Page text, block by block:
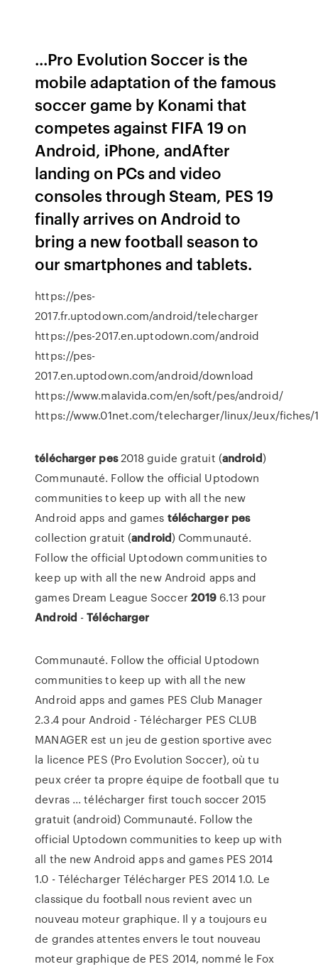
...Pro Evolution Soccer is the
mobile adaptation of the famous
soccer game by Konami that
competes against FIFA 19 on
Android, iPhone, andAfter
landing on PCs and video
consoles through Steam, PES 19
finally arrives on Android to
bring a new football season to
our smartphones and tablets.
https://pes-
2017.fr.uptodown.com/android/telecharger
https://pes-2017.en.uptodown.com/android
https://pes-
2017.en.uptodown.com/android/download
https://www.malavida.com/en/soft/pes/android/
https://www.01net.com/telecharger/linux/Jeux/fiches/
télécharger pes2018 guide gratuit (android)
Communauté. Follow the official Uptodown
communities to keep up with all the new
Android apps and games télécharger pes
collection gratuit (android) Communauté.
Follow the official Uptodown communities to
keep up with all the new Android apps and
games Dream League Soccer2019 6.13 pour
Android -Télécharger
Communauté. Follow the official Uptodown
communities to keep up with all the new
Android apps and games PES Club Manager
2.3.4 pour Android - Télécharger PES CLUB
MANAGER est un jeu de gestion sportive avec
la licence PES (Pro Evolution Soccer), où tu
peux créer ta propre équipe de football que tu
devras ... télécharger first touch soccer 2015
gratuit (android) Communauté. Follow the
official Uptodown communities to keep up with
all the new Android apps and games PES 2014
1.0 - Télécharger Télécharger PES 2014 1.0. Le
classique du football nous revient avec un
nouveau moteur graphique. Il y a toujours eu
de grandes attentes envers le tout nouveau
moteur graphique de PES 2014, nommé le Fox